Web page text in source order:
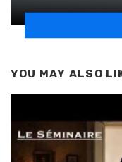
YOU MAY ALSO